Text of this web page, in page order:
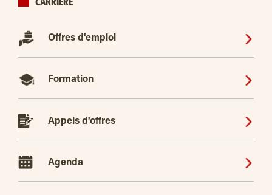
CARRIÈRE
Offres d'emploi
Formation
Appels d'offres
Agenda